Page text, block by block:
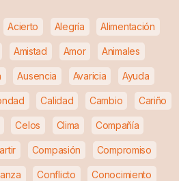
Acierto Alegría Alimentación
Amistad Amor Animales
Ausencia Avaricia Ayuda
Calidad Cambio Cariño
Celos Clima Compañía
Compasión Compromiso
Conflicto Conocimiento